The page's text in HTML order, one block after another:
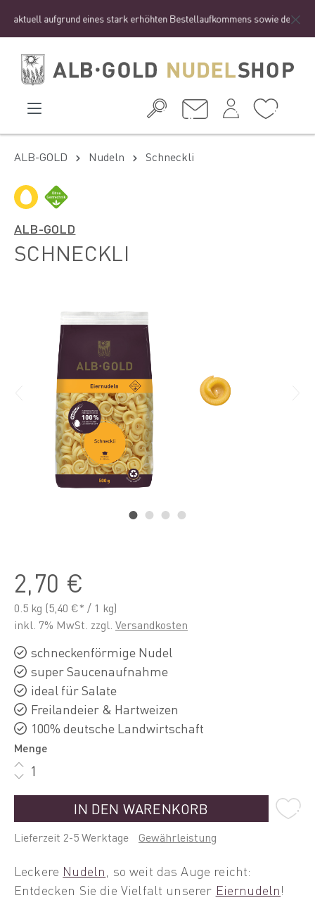
aufgrund eines stark erhöhten Bestellaufkommens sowie der
ALB-GOLD Nudeln Schneckli
ALB-GOLD
SCHNECKLI
2,70 €
0.5 kg (5,40 €* / 1 kg)
inkl. 7% MwSt. zzgl. Versandkosten
schneckenförmige Nudel
super Saucenaufnahme
ideal für Salate
Freilandeier & Hartweizen
100% deutsche Landwirtschaft
Menge
IN DEN WARENKORB
Lieferzeit 2-5 Werktage Gewährleistung
Leckere Nudeln , so weit das Auge reicht:
Entdecken Sie die Vielfalt unserer Eiernudeln!